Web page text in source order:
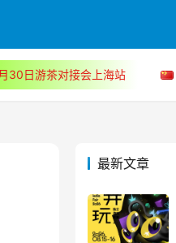
30日游茶对接会上海站
最新文章